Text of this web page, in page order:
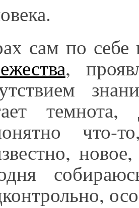
сам по себе
,